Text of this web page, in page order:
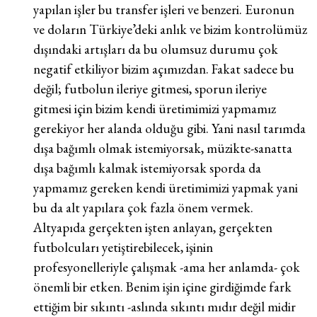
yapılan işler bu transfer işleri ve benzeri. Euronun
ve doların Türkiye’deki anlık ve bizim kontrolümüz
dışındaki artışları da bu olumsuz durumu çok
negatif etkiliyor bizim açımızdan. Fakat sadece bu
değil; futbolun ileriye gitmesi, sporun ileriye
gitmesi için bizim kendi üretimimizi yapmamız
gerekiyor her alanda olduğu gibi. Yani nasıl tarımda
dışa bağımlı olmak istemiyorsak, müzikte-sanatta
dışa bağımlı kalmak istemiyorsak sporda da
yapmamız gereken kendi üretimimizi yapmak yani
bu da alt yapılara çok fazla önem vermek.
Altyapıda gerçekten işten anlayan, gerçekten
futbolcuları yetiştirebilecek, işinin
profesyonelleriyle çalışmak -ama her anlamda- çok
önemli bir etken. Benim işin içine girdiğimde fark
ettiğim bir sıkıntı -aslında sıkıntı mıdır değil midir